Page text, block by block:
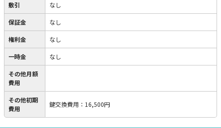
敷引 なし
保証金 なし
権利金 なし
一時金 なし
その他月額
費用
その他初期
費用
鍵交換費用 ： 16,500円